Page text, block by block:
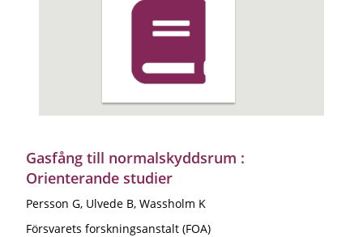
Gasfång till normalskyddsrum :
Orienterande studier
Persson G, Ulvede B, Wassholm K
Försvarets forskningsanstalt (FOA)